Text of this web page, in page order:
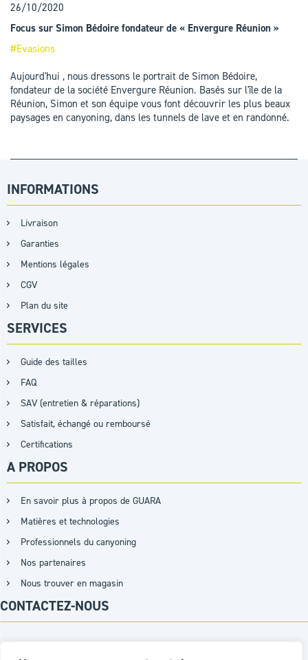
26/10/2020
Focus sur Simon Bédoire fondateur de « Envergure Réunion »
#Evasions
Aujourd'hui , nous dressons le portrait de Simon Bédoire,
fondateur de la société Envergure Réunion. Basés sur l'île de la
Réunion, Simon et son équipe vous font découvrir les plus beaux
paysages en canyoning, dans les tunnels de lave et en randonné.
INFORMATIONS
Livraison
Garanties
Mentions légales
CGV
Plan du site
SERVICES
Guide des tailles
FAQ
SAV (entretien & réparations)
Satisfait, échangé ou remboursé
Certifications
A PROPOS
En savoir plus à propos de GUARA
Matières et technologies
Professionnels du canyoning
Nos partenaires
Nous trouver en magasin
CONTACTEZ-NOUS